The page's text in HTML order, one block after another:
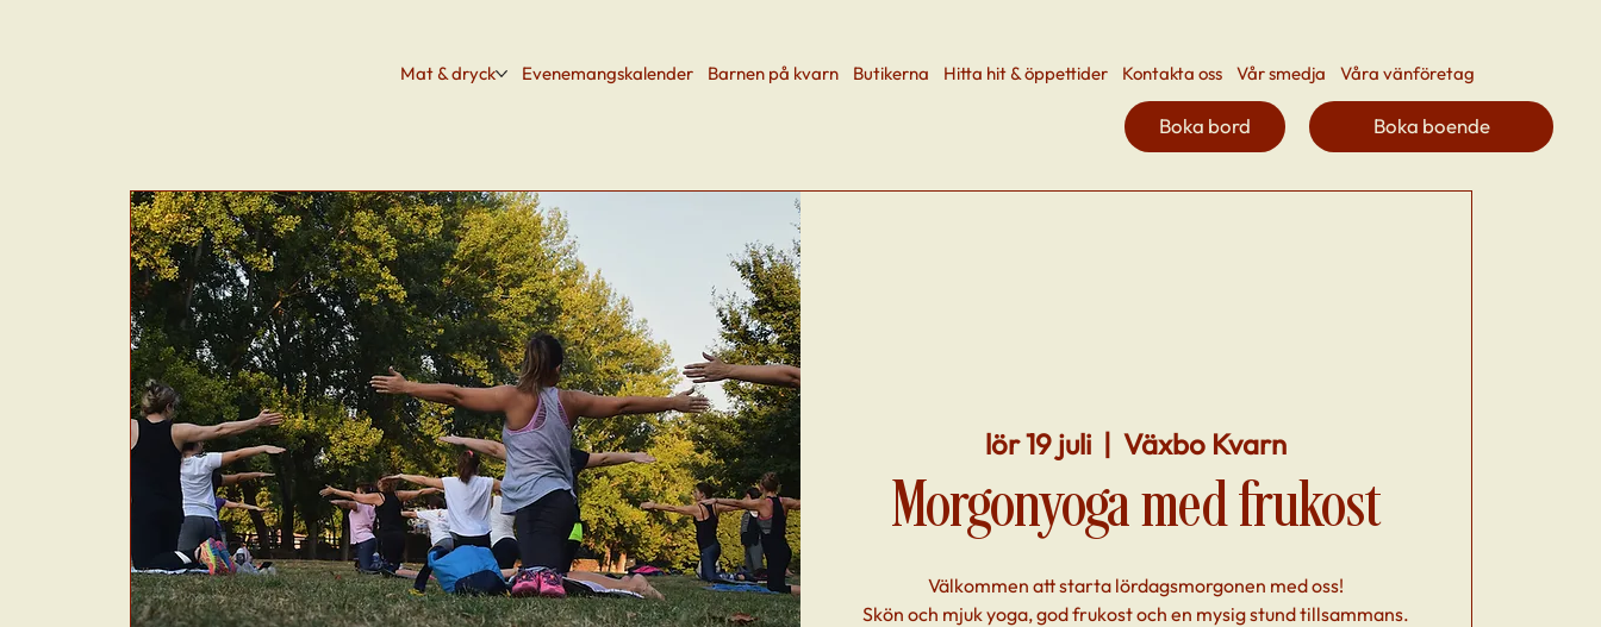
Mat & dryck Evenemangskalender Barnen på kvarn Butikerna Hitta hit & öppettider Kontakta oss Vår smedja Våra vänföretag
Boka bord Boka boende
lör 19 juli
  |
Växbo Kvarn
Morgonyoga med frukost
Välkommen att starta lördagsmorgonen med oss!
Skön och mjuk yoga, god frukost och en mysig stund tillsammans.